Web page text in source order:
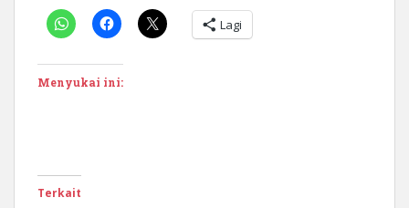
Lagi
Menyukai ini:
Terkait